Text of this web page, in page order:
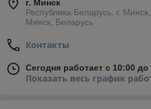
г. Минск
Республика Беларусь, г.
Минск, Беларусь
Контакты
Сегодня работает с 10:00 до
Показать весь график